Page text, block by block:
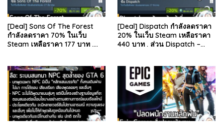
[Deal] Sons Of The Forest
กำลังลดราคา 70% ในเว็บ
Steam เหลือราคา 177 บาท .
[Deal] Dispatch กำลังลดราคา
20% ในเว็บ Steam เหลือราคา
440 บาท . ส่วน Dispatch –